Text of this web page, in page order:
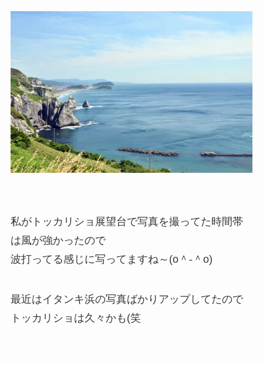
私がトッカリショ展望台で写真を撮ってた時間帯
は風が強かったので
波打ってる感じに写ってますね～(o＾-＾o)
最近はイタンキ浜の写真ばかりアップしてたので
トッカリショは久々かも(笑